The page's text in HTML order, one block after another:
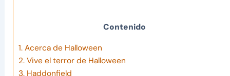
Contenido
1. Acerca de Halloween
2. Vive el terror de Halloween
3. Haddonfield